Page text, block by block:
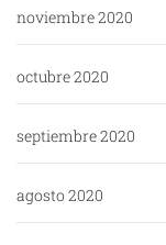
noviembre 2020
octubre 2020
septiembre 2020
agosto 2020